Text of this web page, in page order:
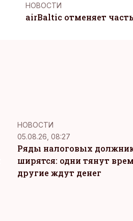
НОВОСТИ
airBaltic отменяет
НОВОСТИ
05.08.26, 08:27
Ряды налоговых
ширятся: одни тянут
другие ждут денег